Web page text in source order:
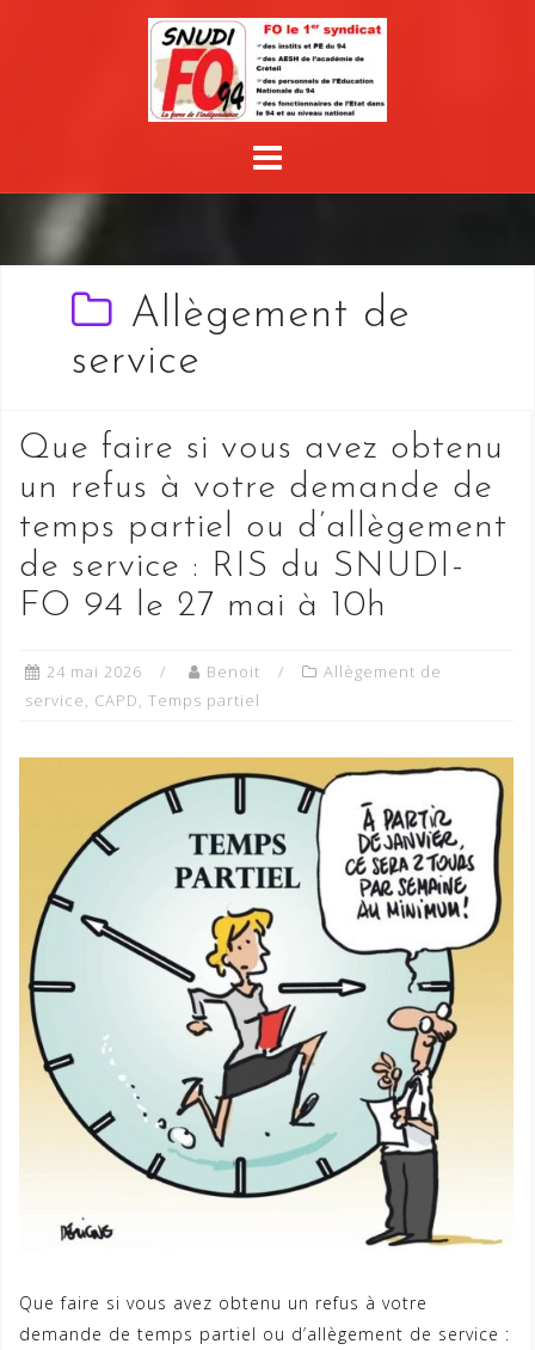
Allègement de
service
Que faire si vous avez obtenu
un refus à votre demande de
temps partiel ou d’allègement
de service : RIS du SNUDI-
FO 94 le 27 mai à 10h
24 mai 2026 Benoit
Allègement de
service, CAPD, Temps partiel
Que faire si vous avez obtenu un refus à votre
demande de temps partiel ou d’allègement de service :